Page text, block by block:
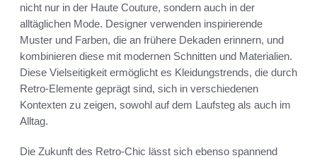
nicht nur in der Haute Couture, sondern auch in der
alltäglichen Mode. Designer verwenden inspirierende
Muster und Farben, die an frühere Dekaden erinnern, und
kombinieren diese mit modernen Schnitten und Materialien.
Diese Vielseitigkeit ermöglicht es Kleidungstrends, die durch
Retro-Elemente geprägt sind, sich in verschiedenen
Kontexten zu zeigen, sowohl auf dem Laufsteg als auch im
Alltag.
Die Zukunft des Retro-Chic lässt sich ebenso spannend